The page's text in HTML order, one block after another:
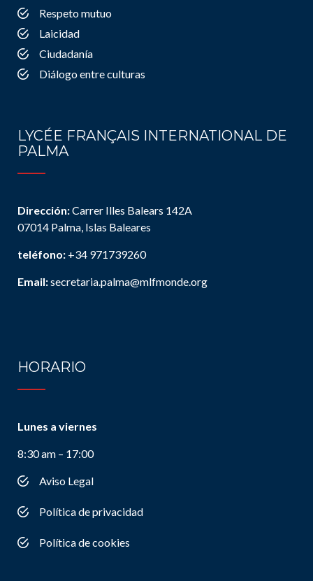
Respeto mutuo
Laicidad
Ciudadanía
Diálogo entre culturas
LYCÉE FRANÇAIS INTERNATIONAL DE
PALMA
Dirección:Carrer Illes Balears 142A
07014 Palma, Islas Baleares
teléfono: +34 971739260
Email:secretaria.palma@mlfmonde.org
HORARIO
Lunes a viernes
8:30 am – 17:00
Aviso Legal
Política de privacidad
Política de cookies